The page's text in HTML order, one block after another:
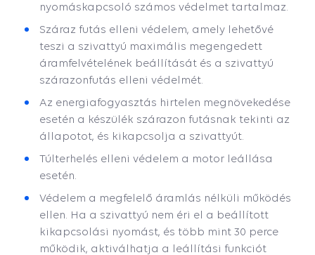
nyomáskapcsoló számos védelmet tartalmaz.
Száraz futás elleni védelem, amely lehetővé
teszi a szivattyú maximális megengedett
áramfelvételének beállítását és a szivattyú
szárazonfutás elleni védelmét.
Az energiafogyasztás hirtelen megnövekedése
esetén a készülék szárazon futásnak tekinti az
állapotot, és kikapcsolja a szivattyút.
Túlterhelés elleni védelem a motor leállása
esetén.
Védelem a megfelelő áramlás nélküli működés
ellen. Ha a szivattyú nem éri el a beállított
kikapcsolási nyomást, és több mint 30 perce
működik, aktiválhatja a leállítási funkciót